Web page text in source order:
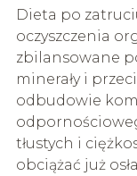
Dieta po
oczyszczenia
zbilansowane
minerały i
odbudowie
tłustych i
obciążać już